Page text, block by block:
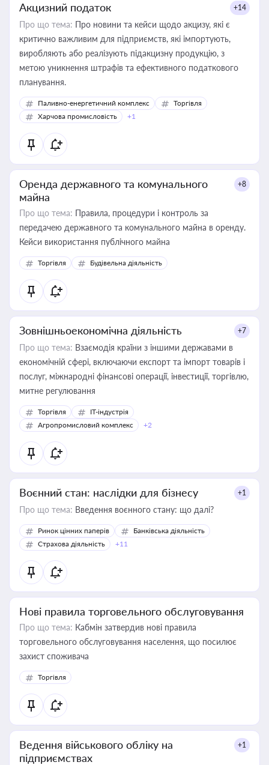
Акцизний податок +14
Про що тема: Про новини та кейси щодо акцизу, які є
критично важливим для підприємств, які імпортують,
виробляють або реалізують підакцизну продукцію, з
метою уникнення штрафів та ефективного податкового
планування.
Паливно-енергетичний комплекс
Торгівля
Харчова промисловість
+1
Оренда державного та комунального
майна
+8
Про що тема: Правила, процедури і контроль за
передачею державного та комунального майна в оренду.
Кейси використання публічного майна
Торгівля Будівельна діяльність
Зовнішньоекономічна діяльність +7
Про що тема: Взаємодія країни з іншими державами в
економічній сфері, включаючи експорт та імпорт товарів і
послуг, міжнародні фінансові операції, інвестиції, торгівлю,
митне регулювання
Торгівля
IT-індустрія
Агропромисловий комплекс
+2
Воєнний стан: наслідки для бізнесу +1
Про що тема: Введення воєнного стану: що далі?
Ринок цінних паперів
Банківська діяльність
Страхова діяльність
+11
Нові правила торговельного обслуговування
Про що тема: Кабмін затвердив нові правила
торговельного обслуговування населення, що посилює
захист споживача
Торгівля
Ведення військового обліку на
підприємствах
+1